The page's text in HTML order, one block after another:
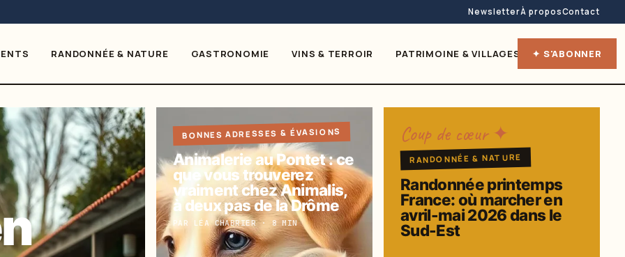
NewsletterÀ proposContact
RANDONNÉE & NATURE GASTRONOMIE VINS & TERROIR PATRIMOINE & VILLAGES CAMPING
✦ S'ABONNER
BONNES ADRESSES & ÉVASIONS
Animalerie au Pontet : ce
que vous trouverez
vraiment chez Animalis,
à deux pas de la Drôme
PAR LÉA CHABRIER · 8 MIN
Coup de cœur ✦
RANDONNÉE & NATURE
Randonnée printemps
France: où marcher en
avril-mai 2026 dans le
Sud-Est